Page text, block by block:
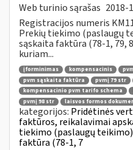
Web turinio sąrašas 2018-
Registracijos numeris
Prekių tiekimo (paslaugų
sąskaita faktūra (78-1, 79, 8
kuriam...
įforminimas kompensacinis
pvm sąskaita faktūra
pvmį 79 str
kompensacinio pvm tarifo schema
pvmį 98 str
laisvos formos
kategorijos: Pridėtinės
faktūros, reikalavimai
tiekimo (paslaugų
faktūra (78-1, 7